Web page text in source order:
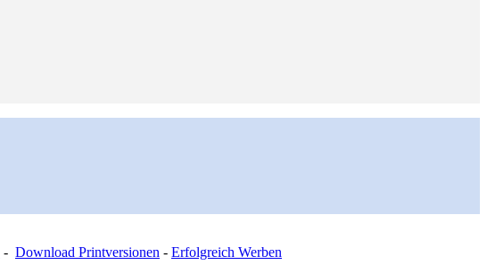
- Download Printversionen - Erfolgreich Werben